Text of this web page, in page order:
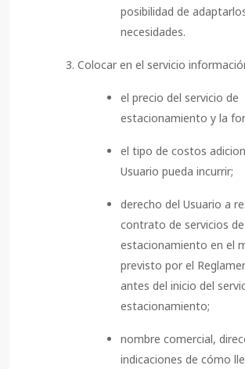
posibilidad de
necesidades.
Colocar en el servicio
el precio del servicio de
estacionamiento y la
el tipo de costos
Usuario pueda incurrir;
derecho del Usuario a
contrato de servicios de
estacionamiento en el
previsto por el
antes del inicio del
estacionamiento;
nombre comercial,
indicaciones de cómo